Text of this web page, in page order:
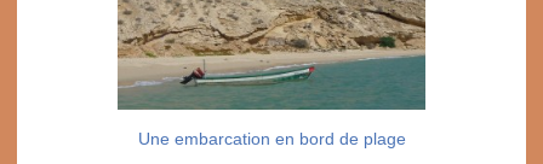
Une embarcation en bord de plage